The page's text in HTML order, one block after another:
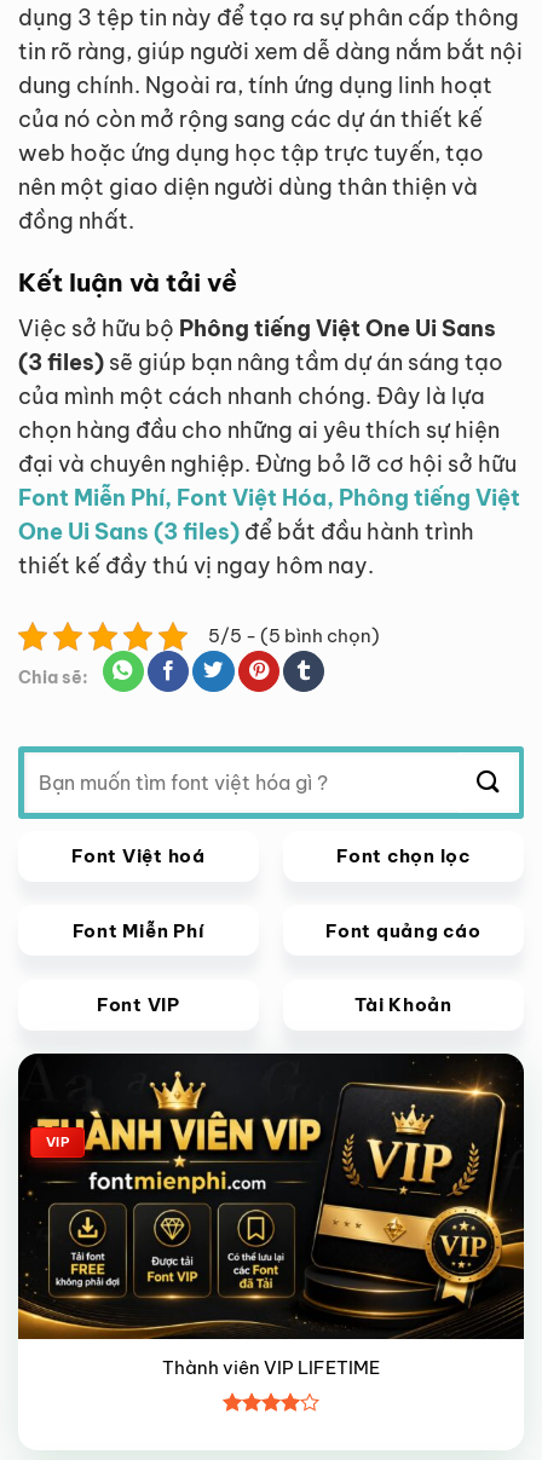
dụng 3 tệp tin này để tạo ra sự phân cấp thông
tin rõ ràng, giúp người xem dễ dàng nắm bắt nội
dung chính. Ngoài ra, tính ứng dụng linh hoạt
của nó còn mở rộng sang các dự án thiết kế
web hoặc ứng dụng học tập trực tuyến, tạo
nên một giao diện người dùng thân thiện và
đồng nhất.
Kết luận và tải về
Việc sở hữu bộ Phông tiếng Việt One Ui Sans
(3 files) sẽ giúp bạn nâng tầm dự án sáng tạo
của mình một cách nhanh chóng. Đây là lựa
chọn hàng đầu cho những ai yêu thích sự hiện
đại và chuyên nghiệp. Đừng bỏ lỡ cơ hội sở hữu
Font Miễn Phí, Font Việt Hóa, Phông tiếng Việt
One Ui Sans (3 files) để bắt đầu hành trình
thiết kế đầy thú vị ngay hôm nay.
5/5 - (5 bình chọn)
Chia sẽ:
Tìm
kiếm:
Font Việt hoá Font chọn lọc
Font Miễn Phí Font quảng cáo
Font VIP Tài Khoản
Giảm giá!
VIP
Thành viên VIP LIFETIME
xếp hạng